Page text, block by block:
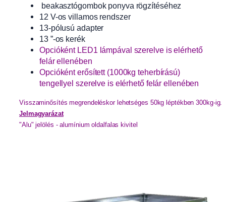
beakasztógombok ponyva rögzítéséhez
12 V-os villamos rendszer
13-pólusú adapter
13 ”-os kerék
Opcióként LED1 lámpával szerelve is elérhető
felár ellenében
Opcióként erősített (1000kg teherbírású)
tengellyel szerelve is elérhető felár ellenében
Visszaminősítés megrendeléskor lehetséges 50kg léptékben 300kg-ig.
Jelmagyarázat
"Alu" jelölés - alumínium oldalfalas kivitel